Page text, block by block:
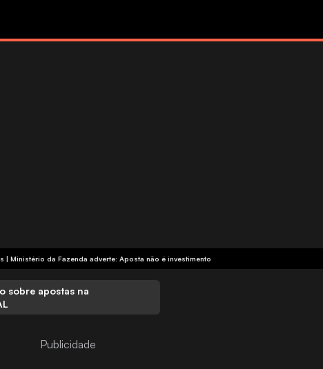
| Ministério da Fazenda adverte: Aposta não é investimento
sobre apostas na